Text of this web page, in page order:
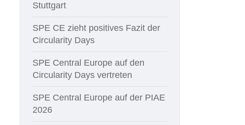
Stuttgart
SPE CE zieht positives Fazit der
Circularity Days
SPE Central Europe auf den
Circularity Days vertreten
SPE Central Europe auf der PIAE
2026